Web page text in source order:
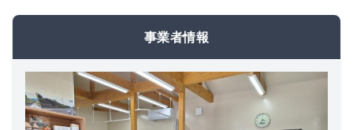
事業者情報